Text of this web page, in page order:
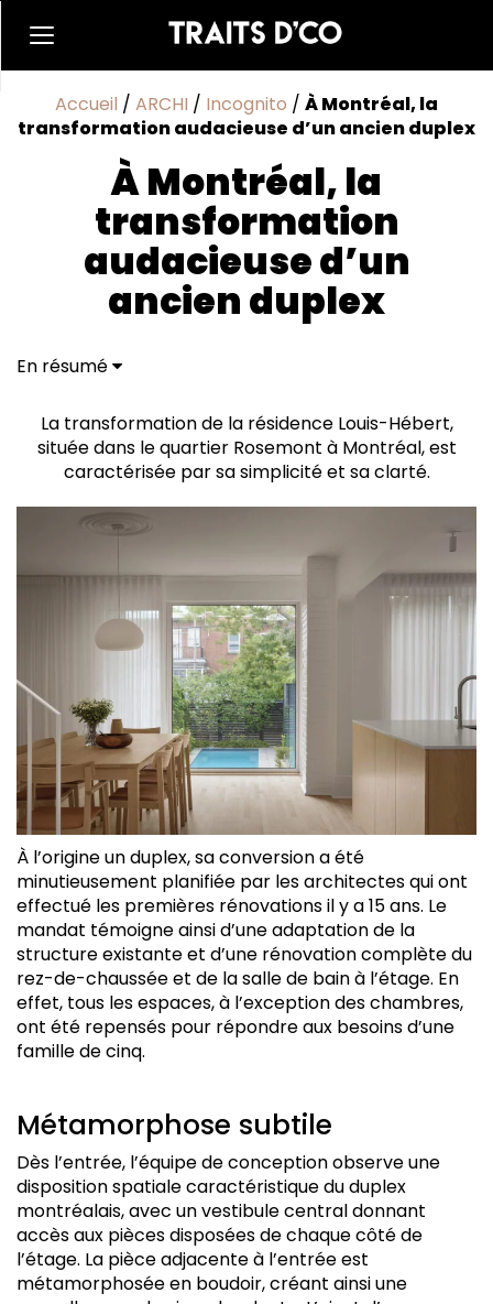
Accueil / ARCHI / Incognito / À Montréal, la
transformation audacieuse d’un ancien duplex
À Montréal, la
transformation
audacieuse d’un
ancien duplex
En résumé
Élégance et fonctionnalité
La transformation de la résidence Louis-Hébert,
située dans le quartier Rosemont à Montréal, est
caractérisée par sa simplicité et sa clarté.
À l’origine un duplex, sa conversion a été
minutieusement planifiée par les architectes qui ont
effectué les premières rénovations il y a 15 ans. Le
mandat témoigne ainsi d’une adaptation de la
structure existante et d’une rénovation complète du
rez-de-chaussée et de la salle de bain à l’étage. En
effet, tous les espaces, à l’exception des chambres,
ont été repensés pour répondre aux besoins d’une
famille de cinq.
Métamorphose subtile
Dès l’entrée, l’équipe de conception observe une
disposition spatiale caractéristique du duplex
montréalais, avec un vestibule central donnant
accès aux pièces disposées de chaque côté de
l’étage. La pièce adjacente à l’entrée est
métamorphosée en boudoir, créant ainsi une